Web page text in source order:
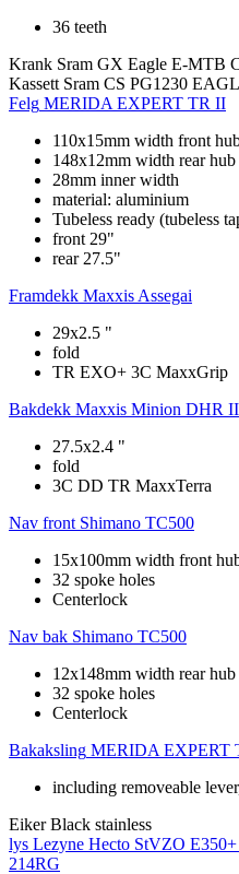
36 teeth
Krank Sram GX Eagle E-MTB
Kassett Sram CS PG1230
Felg MERIDA EXPERT TR II
110x15mm width front
148x12mm width rear hub
28mm inner width
material: aluminium
Tubeless ready (tubeless
front 29"
rear 27.5"
Framdekk Maxxis Assegai
29x2.5 "
fold
TR EXO+ 3C MaxxGrip
Bakdekk Maxxis Minion DHR II
27.5x2.4 "
fold
3C DD TR MaxxTerra
Nav front Shimano TC500
15x100mm width front
32 spoke holes
Centerlock
Nav bak Shimano TC500
12x148mm width rear hub
32 spoke holes
Centerlock
Bakaksling MERIDA EXPERT
including removeable
Eiker Black stainless
lys Lezyne Hecto StVZO
214RG